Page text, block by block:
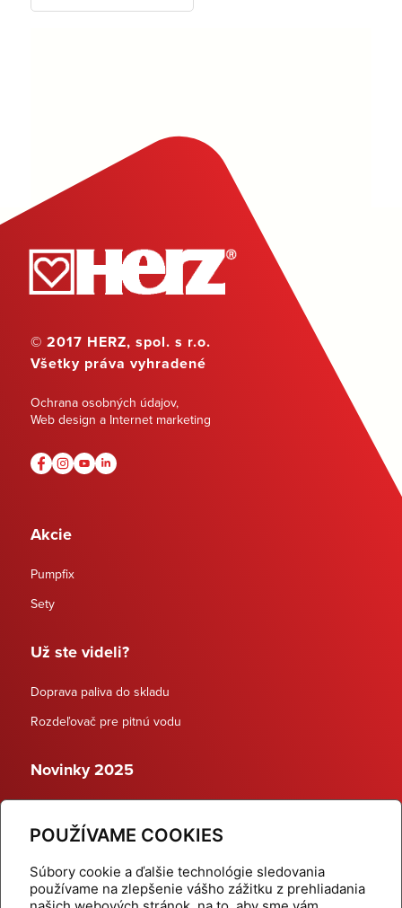
POUŽÍVAME COOKIES
Súbory cookie a ďalšie technológie sledovania
používame na zlepšenie vášho zážitku z prehliadania
© 2017 HERZ, spol. s r.o.
Všetky práva vyhradené
Ochrana osobných údajov,
Web design a Internet marketing
Akcie
Pumpfix
Sety
Už ste videli?
Doprava paliva do skladu
Rozdeľovač pre pitnú vodu
Novinky 2025
Dynamické termostatické ventily